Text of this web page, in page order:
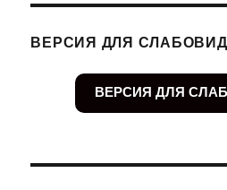
ВЕРСИЯ ДЛЯ
ВЕРСИЯ ДЛЯ